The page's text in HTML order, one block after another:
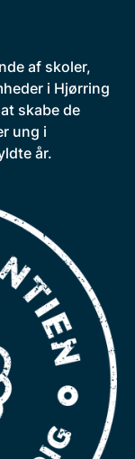
af skoler,
i Hjørring
skabe de
ung i
år.